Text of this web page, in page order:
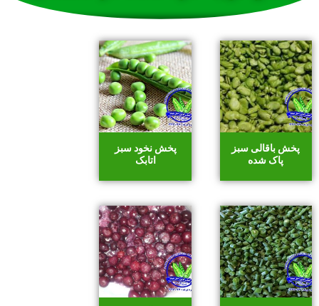
پخش باقالی سبز
پاک شده
پخش نخود سبز
اتابک